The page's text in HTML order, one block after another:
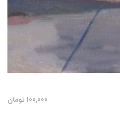
100,000 تومان